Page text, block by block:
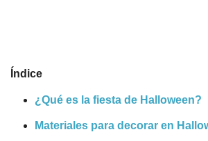
Índice
¿Qué es la fiesta de Halloween?
Materiales para decorar en